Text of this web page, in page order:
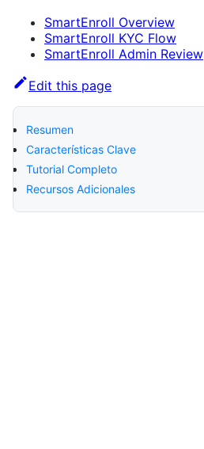
SmartEnroll Overview
SmartEnroll KYC Flow
SmartEnroll Admin Review
Edit this page
Resumen
Características Clave
Tutorial Completo
Recursos Adicionales